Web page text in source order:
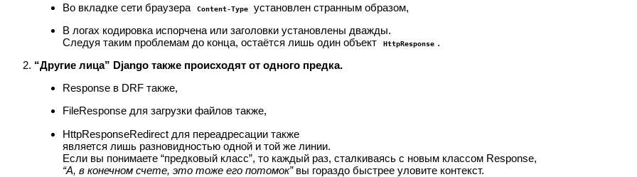
Во вкладке сети браузера
Content-Type
установлен странным образом,
В логах кодировка испорчена или заголовки установлены дважды.
Следуя таким проблемам до конца, остаётся лишь один объект
HttpResponse .
“Другие лица” Django также происходят от одного предка.
Response в DRF также,
FileResponse для загрузки файлов также,
HttpResponseRedirect для переадресации также
является лишь разновидностью одной и той же линии.
Если вы понимаете “предковый класс”, то каждый раз, сталкиваясь с новым классом Response,
“А, в конечном счете, это тоже его потомок”вы гораздо быстрее уловите контекст.